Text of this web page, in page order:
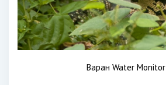
Варан Water Monitor